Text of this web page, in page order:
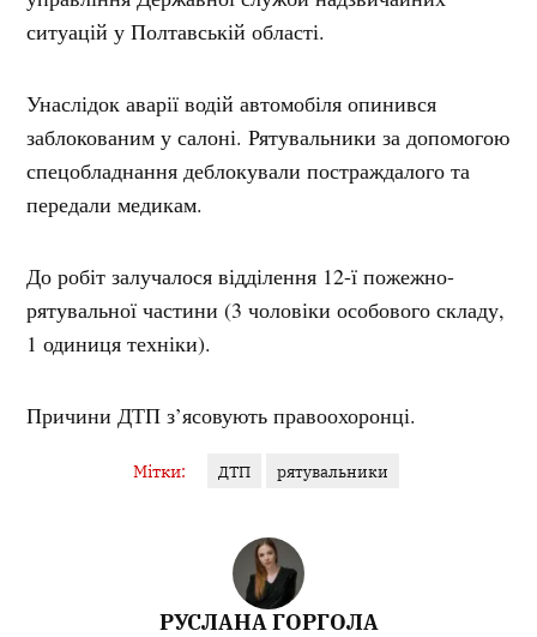
ситуацій у Полтавській області.
Унаслідок аварії водій автомобіля опинився
заблокованим у салоні. Рятувальники за допомогою
спецобладнання деблокували постраждалого та
передали медикам.
До робіт залучалося відділення 12-ї пожежно-
рятувальної частини (3 чоловіки особового складу,
1 одиниця техніки).
Причини ДТП з’ясовують правоохоронці.
Мітки: ДТП рятувальники
РУСЛАНА ГОРГОЛА